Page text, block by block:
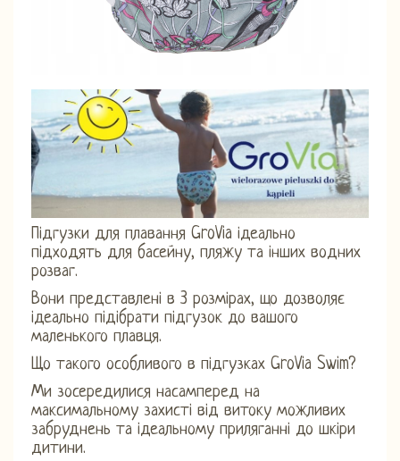
Підгузки для плавання GroVia ідеально
підходять для басейну, пляжу та інших водних
розваг.
Вони представлені в 3 розмірах, що дозволяє
ідеально підібрати підгузок до вашого
маленького плавця.
Що такого особливого в підгузках GroVia Swim?
Ми зосередилися насамперед на
максимальному захисті від витоку можливих
забруднень та ідеальному приляганні до шкіри
дитини.